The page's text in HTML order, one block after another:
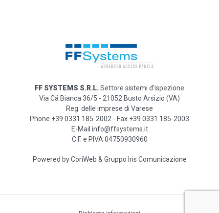
FF SYSTEMS S.R.L. Settore sistemi d'ispezione
Via Cá Bianca 36/5 - 21052 Busto Arsizio (VA)
Reg. delle imprese di Varese
Phone +39 0331 185-2002 - Fax +39 0331 185-2003
E-Mail info@ffsystems.it
C.F. e PIVA 04750930960
Powered byCoriWeb & Gruppo Iris Comunicazione